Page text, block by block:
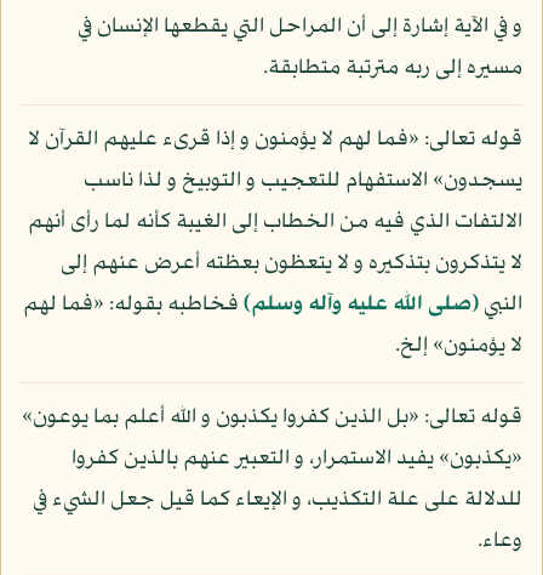
و في الآية إشارة إلى أن المراحل التي يقطعها الإنسان في
مسيره إلى ربه مترتبة متطابقة.
قوله تعالى: «فما لهم لا يؤمنون و إذا قرىء عليهم القرآن لا
يسجدون» الاستفهام للتعجيب و التوبيخ و لذا ناسب
الالتفات الذي فيه من الخطاب إلى الغيبة كأنه لما رأى أنهم
لا يتذكرون بتذكيره و لا يتعظون بعظته أعرض عنهم إلى
النبي(صلى الله عليه وآله وسلم)فخاطبه بقوله: «فما لهم
لا يؤمنون» إلخ.
قوله تعالى: «بل الذين كفروا يكذبون و الله أعلم بما يوعون»
«يكذبون» يفيد الاستمرار، و التعبير عنهم بالذين كفروا
للدلالة على علة التكذيب، و الإيعاء كما قيل جعل الشيء في
وعاء.